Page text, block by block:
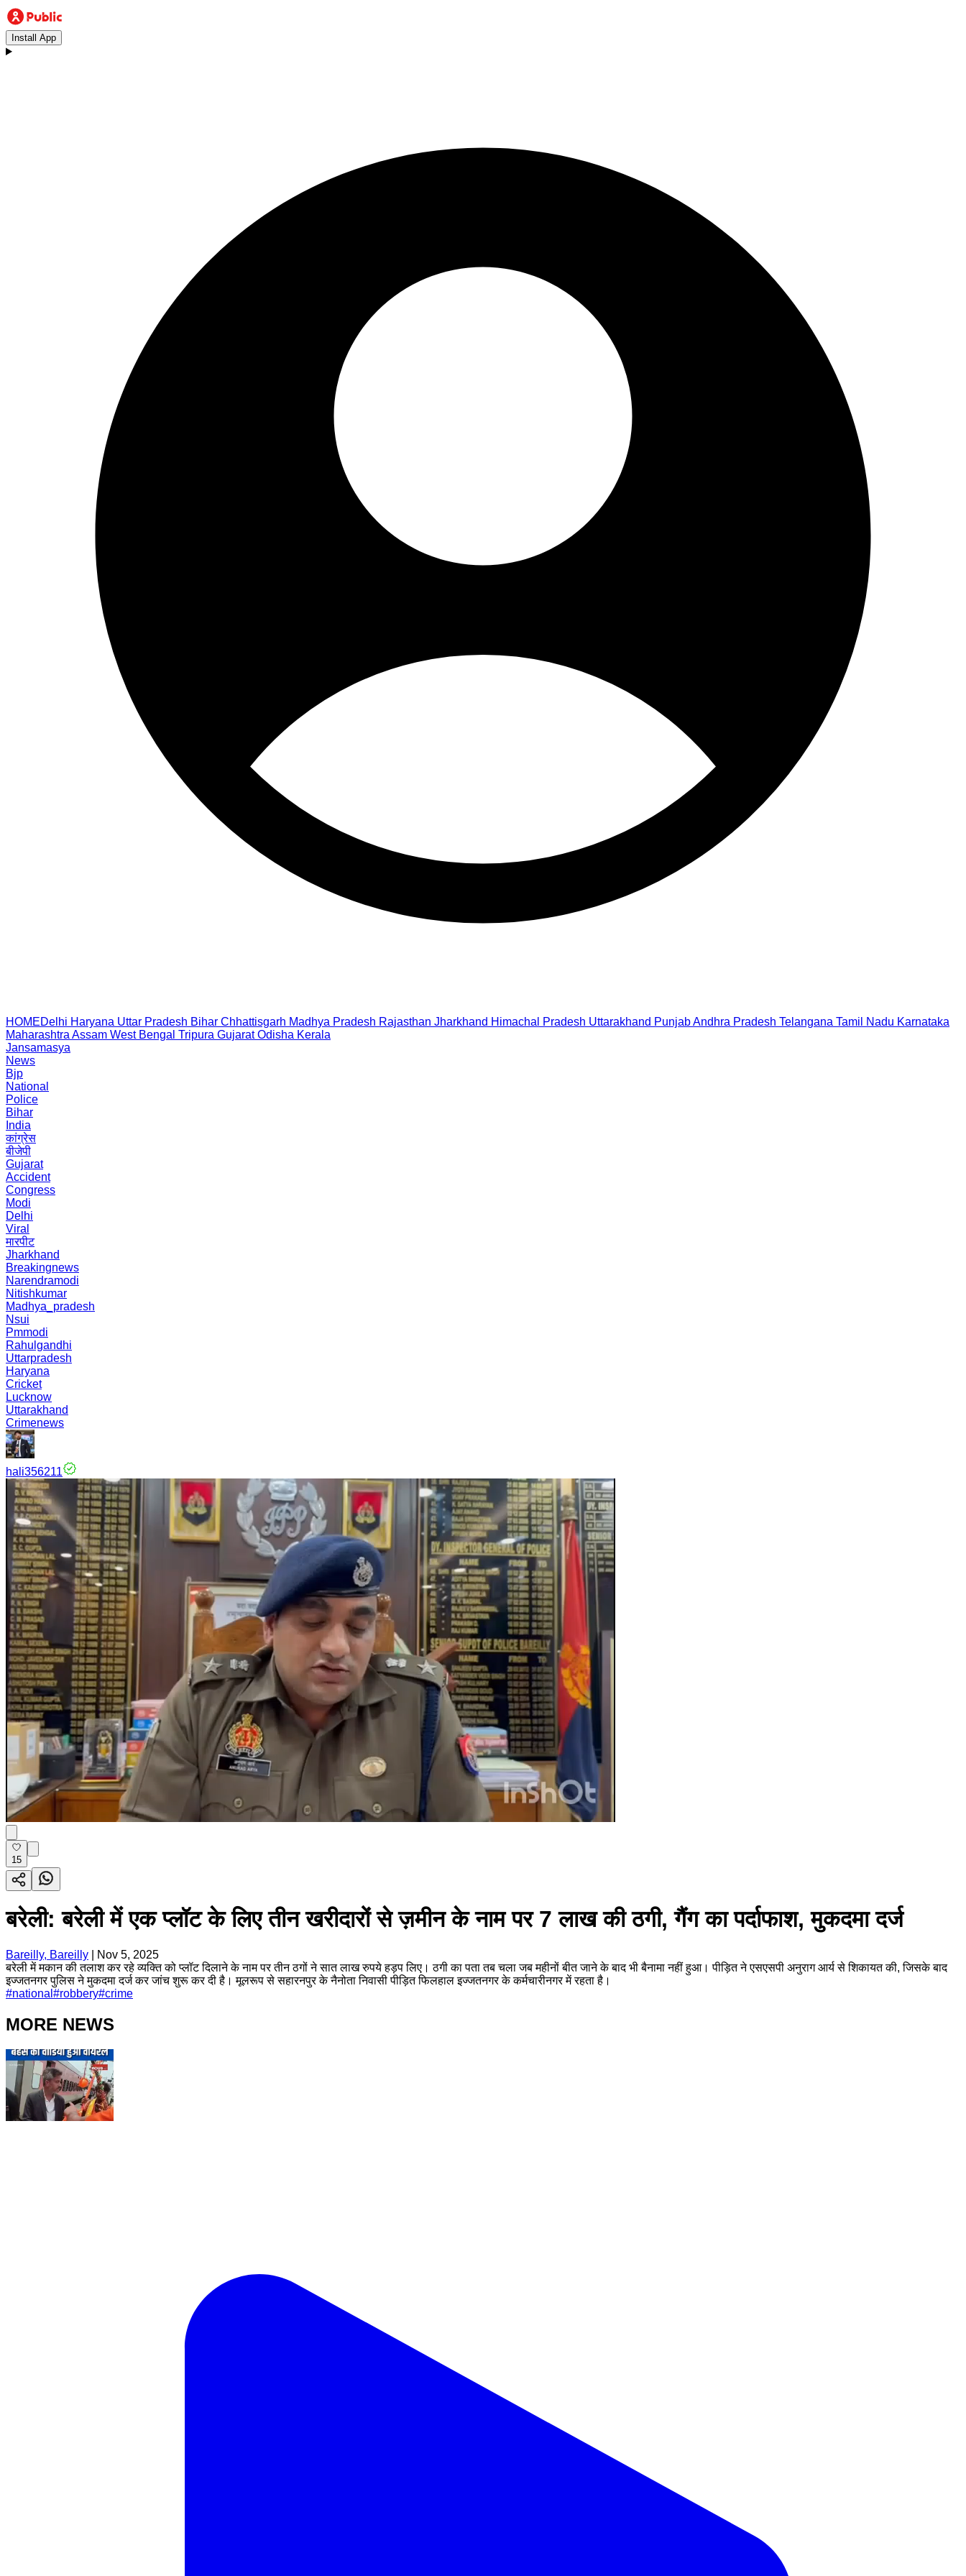
Install App
HOMEDelhi Haryana Uttar Pradesh Bihar Chhattisgarh Madhya Pradesh Rajasthan Jharkhand Himachal Pradesh Uttarakhand PunjabAndhra Pradesh Telangana Tamil Nadu Karnataka
Maharashtra Assam West Bengal Tripura Gujarat Odisha Kerala
Jansamasya
News
Bjp
National
Police
Bihar
India
कांग्रेस
बीजेपी
Gujarat
Accident
Congress
Modi
Delhi
Viral
मारपीट
Jharkhand
Breakingnews
Narendramodi
Nitishkumar
Madhya_pradesh
Nsui
Pmmodi
Rahulgandhi
Uttarpradesh
Haryana
Cricket
Lucknow
Uttarakhand
Crimenews
hali356211
15
बरेली: बरेली में एक प्लॉट के लिए तीन खरीदारों से ज़मीन के नाम पर 7 लाख की ठगी, गैंग का पर्दाफाश, मुकदमा दर्ज
Bareilly, Bareilly
Nov 5, 2025
बरेली में मकान की तलाश कर रहे व्यक्ति को प्लॉट दिलाने के नाम पर तीन ठगों ने सात लाख रुपये हड़प लिए। ठगी का पता तब चला जब महीनों बीत जाने के बाद भी बैनामा नहीं हुआ। पीड़ित ने एसएसपी अनुराग आर्य से शिकायत की, जिसके बाद
इज्जतनगर पुलिस ने मुकदमा दर्ज कर जांच शुरू कर दी है। मूलरूप से सहारनपुर के नैनोता निवासी पीड़ित फिलहाल इज्जतनगर के कर्मचारीनगर में रहता है।
#national #robbery#crime
MORE NEWS